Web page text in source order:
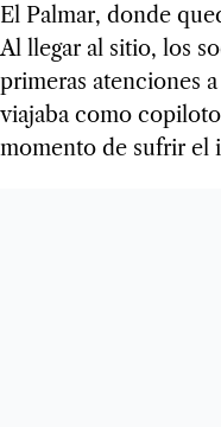
El Palmar, donde
Al llegar al sitio, los
primeras atenciones
viajaba como
momento de sufrir el